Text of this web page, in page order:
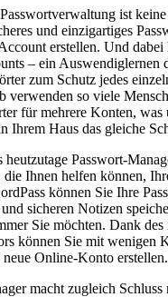
ist
und einzigartiges
erstellen. Und dabei
– ein Auswendiglernen
zum Schutz jedes
verwenden so viele
für mehrere Konten, was
Ihrem Haus das gleiche
Passwort-
die Ihnen helfen können,
können Sie Ihre
sicheren Notizen
Sie möchten. Dank des
können Sie mit wenigen
neue Online-Konto erstellen.
macht zugleich Schluss